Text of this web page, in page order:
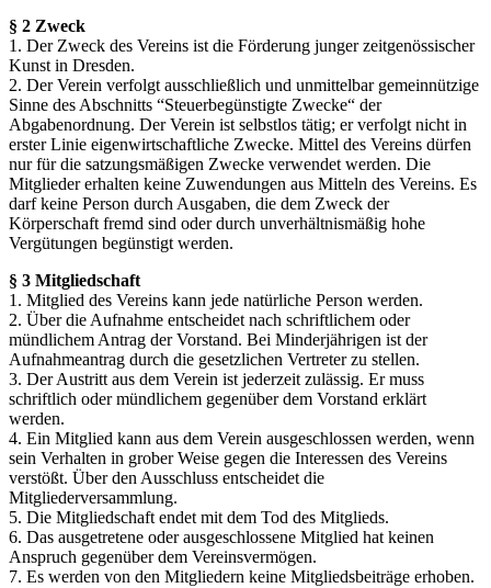
§ 2 Zweck
1. Der Zweck des Vereins ist die Förderung junger zeitgenössischer
Kunst in Dresden.
2. Der Verein verfolgt ausschließlich und unmittelbar gemeinnützige
Sinne des Abschnitts “Steuerbegünstigte Zwecke“ der
Abgabenordnung. Der Verein ist selbstlos tätig; er verfolgt nicht in
erster Linie eigenwirtschaftliche Zwecke. Mittel des Vereins dürfen
nur für die satzungsmäßigen Zwecke verwendet werden. Die
Mitglieder erhalten keine Zuwendungen aus Mitteln des Vereins. Es
darf keine Person durch Ausgaben, die dem Zweck der
Körperschaft fremd sind oder durch unverhältnismäßig hohe
Vergütungen begünstigt werden.
§ 3 Mitgliedschaft
1. Mitglied des Vereins kann jede natürliche Person werden.
2. Über die Aufnahme entscheidet nach schriftlichem oder
mündlichem Antrag der Vorstand. Bei Minderjährigen ist der
Aufnahmeantrag durch die gesetzlichen Vertreter zu stellen.
3. Der Austritt aus dem Verein ist jederzeit zulässig. Er muss
schriftlich oder mündlichem gegenüber dem Vorstand erklärt
werden.
4. Ein Mitglied kann aus dem Verein ausgeschlossen werden, wenn
sein Verhalten in grober Weise gegen die Interessen des Vereins
verstößt. Über den Ausschluss entscheidet die
Mitgliederversammlung.
5. Die Mitgliedschaft endet mit dem Tod des Mitglieds.
6. Das ausgetretene oder ausgeschlossene Mitglied hat keinen
Anspruch gegenüber dem Vereinsvermögen.
7. Es werden von den Mitgliedern keine Mitgliedsbeiträge erhoben.